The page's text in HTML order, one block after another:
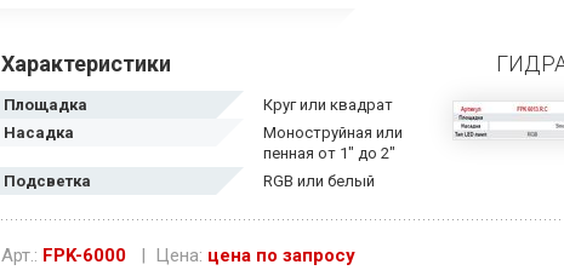
Характеристики
Площадка
Круг или квадрат
Насадка
Моноструйная или
пенная от 1" до 2"
Подсветка
RGB или белый
Арт.: FPK-6000 | Цена: цена по запросу